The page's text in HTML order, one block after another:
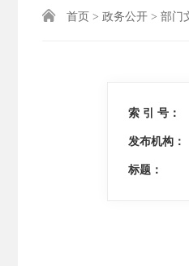
 首页 > 政务公开 > 部门
索 引 号：
发布机构：
标题：